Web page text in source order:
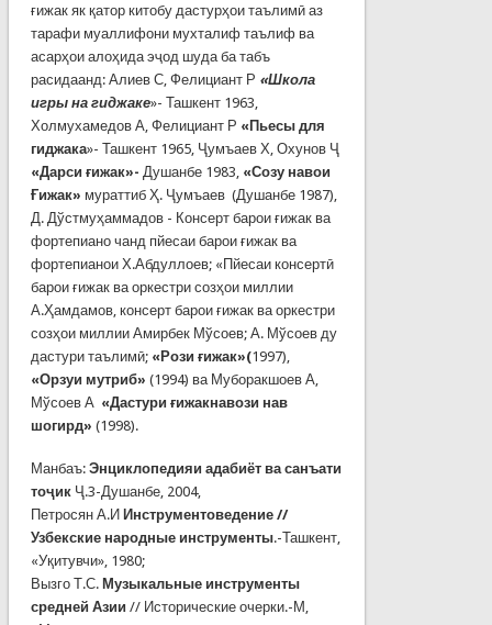
ғижак як қатор китобу дастурҳои таълимӣ аз
тарафи муаллифони мухталиф таълиф ва
асарҳои алоҳида эҷод шуда ба табъ
расидаанд: Алиев С, Фелициант Р «Школа
игры на гиджаке»- Ташкент 1963,
Холмухамедов А, Фелициант Р «Пьесы для
гиджака»- Ташкент 1965, Ҷумъаев Х, Охунов Ҷ
«Дарси ғижак»- Душанбе 1983, «Созу навои
Ғижак» мураттиб Ҳ. Ҷумъаев (Душанбе 1987),
Д. Дўстмуҳаммадов - Консерт барои ғижак ва
фортепиано чанд пйесаи барои ғижак ва
фортепианои Х.Абдуллоев; «Пйесаи консертӣ
барои ғижак ва оркестри созҳои миллии
А.Ҳамдамов, консерт барои ғижак ва оркестри
созҳои миллии Амирбек Мўсоев; А. Мўсоев ду
дастури таълимӣ; «Рози ғижак»(1997),
«Орзуи мутриб» (1994) ва Муборакшоев А,
Мўсоев А «Дастури ғижакнавози нав
шогирд» (1998).
Манбаъ: Энциклопедияи адабиёт ва санъати
тоҷикҶ.3-Душанбе, 2004,
Петросян А.И Инструментоведение //
Узбекские народные инструменты.-Ташкент,
«Уқитувчи», 1980;
Вызго Т.С. Музыкальные инструменты
средней Азии // Исторические очерки.-М,